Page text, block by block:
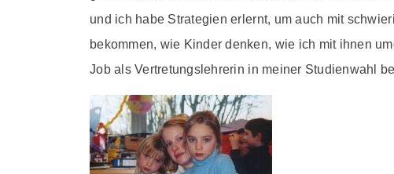
und ich habe Strategien erlernt, um auch mit
bekommen, wie Kinder denken, wie ich mit ihnen
Job als Vertretungslehrerin in meiner Studienwahl